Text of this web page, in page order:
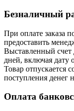
Безналичный
При оплате заказа
предоставить
Выставленный счет
дней, включая дату
Товар отпускается
поступления денег
Оплата